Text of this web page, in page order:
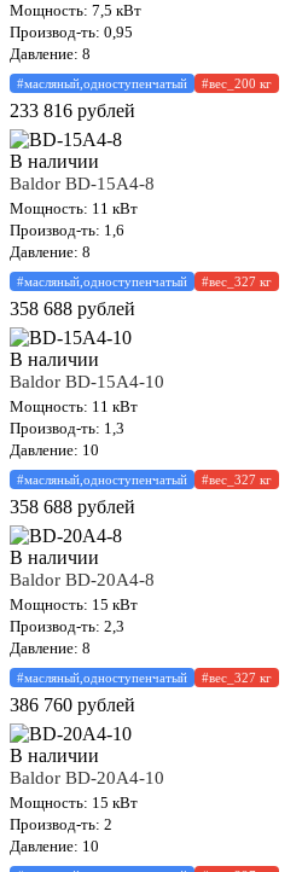
Мощность: 7,5 кВт
Производ-ть: 0,95
Давление: 8
#масляный,одноступенчатый #вес_200 кг
233 816 рублей
В наличии
Baldor BD-15A4-8
Мощность: 11 кВт
Производ-ть: 1,6
Давление: 8
#масляный,одноступенчатый #вес_327 кг
358 688 рублей
В наличии
Baldor BD-15A4-10
Мощность: 11 кВт
Производ-ть: 1,3
Давление: 10
#масляный,одноступенчатый #вес_327 кг
358 688 рублей
В наличии
Baldor BD-20A4-8
Мощность: 15 кВт
Производ-ть: 2,3
Давление: 8
#масляный,одноступенчатый #вес_327 кг
386 760 рублей
В наличии
Baldor BD-20A4-10
Мощность: 15 кВт
Производ-ть: 2
Давление: 10